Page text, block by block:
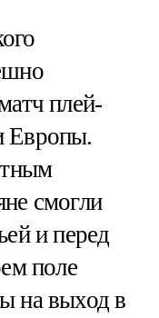
плей-
Европы.
смогли
и перед
поле
на выход в